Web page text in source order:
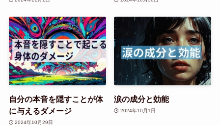
自分の本音を隠すことが体
に与えるダメージ
2024年10月29日
涙の成分と効能
2024年10月1日